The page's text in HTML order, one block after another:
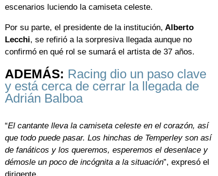
escenarios luciendo la camiseta celeste.
Por su parte, el presidente de la institución, Alberto
Lecchi, se refirió a la sorpresiva llegada aunque no
confirmó en qué rol se sumará el artista de 37 años.
ADEMÁS: Racing dio un paso clave
y está cerca de cerrar la llegada de
Adrián Balboa
“El cantante lleva la camiseta celeste en el corazón, así
que todo puede pasar. Los hinchas de Temperley son así
de fanáticos y los queremos, esperemos el desenlace y
démosle un poco de incógnita a la situación”, expresó el